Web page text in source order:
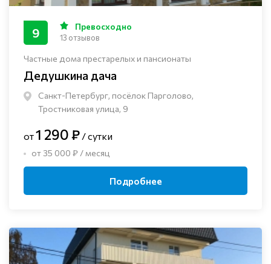
Частные дома престарелых и пансионаты
Дедушкина дача
Санкт-Петербург, посёлок Парголово,
Тростниковая улица, 9
9 Превосходно
13 отзывов
от1 290 ₽ / сутки
от 35 000 ₽ / месяц
Подробнее